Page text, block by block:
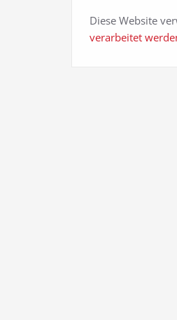
Diese Website
verarbeitet